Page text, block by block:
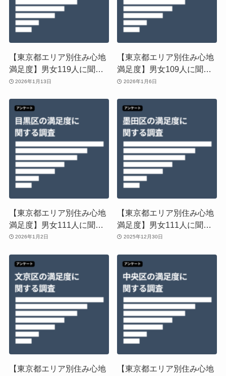
【東京都エリア別住み心地
満足度】男女119人に聞い
た！府中市の住みやすさに
2026年1月13日
【東京都エリア別住み心地
満足度】男女109人に聞い
た！渋谷区の住みやすさに
2026年1月6日
【東京都エリア別住み心地
満足度】男女111人に聞い
た！目黒区の住みやすさに
2026年1月2日
【東京都エリア別住み心地
満足度】男女111人に聞い
た！墨田区の住みやすさに
2025年12月30日
【東京都エリア別住み心地
【東京都エリア別住み心地